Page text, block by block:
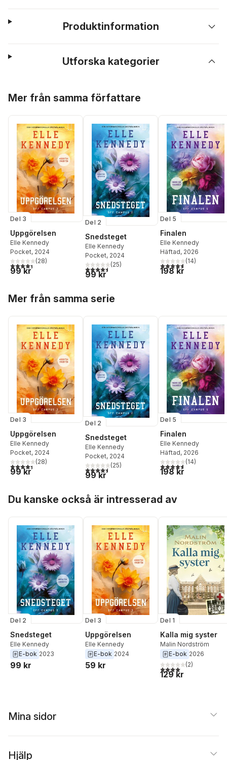
Produktinformation
Utforska kategorier
Mer från samma författare
Del 3
Uppgörelsen
Elle Kennedy
Pocket, 2024
4,4utav 5 stjärnor. Totalt antal röster:
(28)
99 kr
Del 2
Snedsteget
Elle Kennedy
Pocket, 2024
4,5utav 5 stjärnor. Totalt antal röster:
(25)
99 kr
Del 5
Finalen
Elle Kennedy
Häftad, 2026
4,6utav 5 stjärnor.
(14)
198 kr
Mer från samma serie
Del 3
Uppgörelsen
Elle Kennedy
Pocket, 2024
4,4utav 5 stjärnor. Totalt antal röster:
(28)
99 kr
Del 2
Snedsteget
Elle Kennedy
Pocket, 2024
4,5utav 5 stjärnor. Totalt antal röster:
(25)
99 kr
Del 5
Finalen
Elle Kennedy
Häftad, 2026
4,6utav 5 stjärnor.
(14)
198 kr
Du kanske också är intresserad av
Del 2
Snedsteget
Elle Kennedy
E-bok 2023
99 kr
Del 3
Uppgörelsen
Elle Kennedy
E-bok 2024
59 kr
Del 1
Kalla mig syster
Malin Nordström
E-bok 2026
4,0utav 5 stjärnor.
(2)
129 kr
Mina sidor
Hjälp